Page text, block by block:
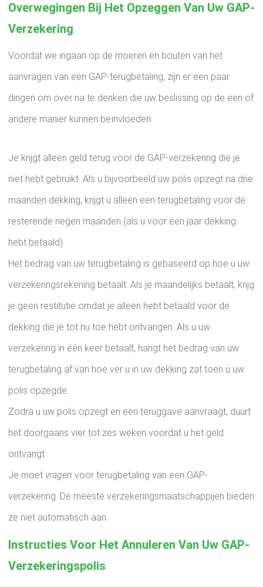
Overwegingen Bij Het Opzeggen Van Uw GAP-
Verzekering
Voordat we ingaan op de moeren en bouten van het
aanvragen van een GAP-terugbetaling, zijn er een paar
dingen om over na te denken die uw beslissing op de een of
andere manier kunnen beïnvloeden:
Je krijgt alleen geld terug voor de GAP-verzekering die je
niet hebt gebruikt. Als u bijvoorbeeld uw polis opzegt na drie
maanden dekking, krijgt u alleen een terugbetaling voor de
resterende negen maanden (als u voor een jaar dekking
hebt betaald).
Het bedrag van uw terugbetaling is gebaseerd op hoe u uw
verzekeringsrekening betaalt. Als je maandelijks betaalt, krijg
je geen restitutie omdat je alleen hebt betaald voor de
dekking die je tot nu toe hebt ontvangen. Als u uw
verzekering in één keer betaalt, hangt het bedrag van uw
terugbetaling af van hoe ver u in uw dekking zat toen u uw
polis opzegde.
Zodra u uw polis opzegt en een teruggave aanvraagt, duurt
het doorgaans vier tot zes weken voordat u het geld
ontvangt.
Je moet vragen voor terugbetaling van een GAP-
verzekering. De meeste verzekeringsmaatschappijen bieden
ze niet automatisch aan.
Instructies Voor Het Annuleren Van Uw GAP-
Verzekeringspolis